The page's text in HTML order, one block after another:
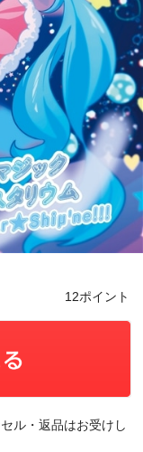
12ポイント
ル・返品はお受けし